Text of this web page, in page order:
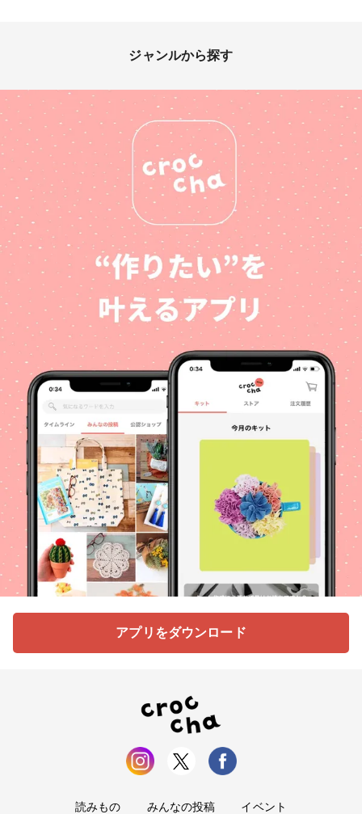
ジャンルから探す
アプリをダウンロード
読みもの みんなの投稿 イベント